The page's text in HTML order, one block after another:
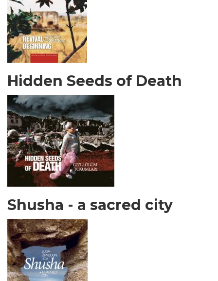
Hidden Seeds of Death
Shusha - a sacred city